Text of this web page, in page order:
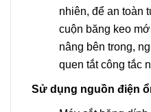
nhiên, để an toàn
cuộn băng keo
nâng bên trong,
quen tắt công tắc
Sử dụng nguồn điện